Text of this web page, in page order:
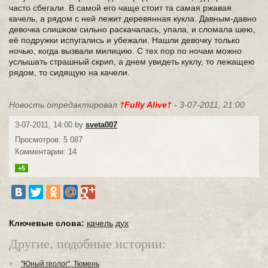
часто сбегали. В самой его чаще стоит та самая ржавая
качель, а рядом с ней лежит деревянная кукла. Давным-давно
девочка слишком сильно раскачалась, упала, и сломала шею,
её подружки испугались и убежали. Нашли девочку только
ночью, когда вызвали милицию. С тех пор по ночам можно
услышать страшный скрип, а днем увидеть куклу, то лежащею
рядом, то сидящую на качели.
Новость отредактировал †Fully Alive† - 3-07-2011, 21:00
3-07-2011, 14:00 by sveta007
Просмотров: 5 087
Комментарии: 14
+5
Ключевые слова: качель дух
Другие, подобные истории:
"Юный геолог", Тюмень